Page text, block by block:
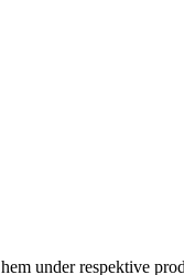
under respektive